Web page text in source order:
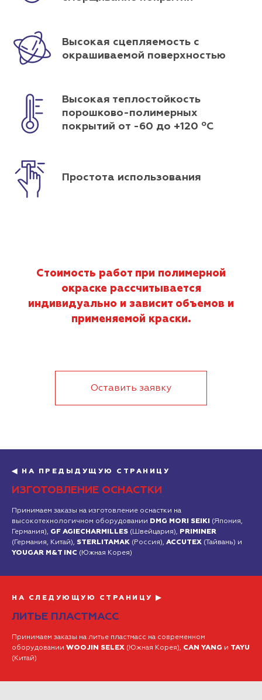
Высокая сцепляемость с
окрашиваемой поверхностью
Высокая теплостойкость
порошково-полимерных
покрытий от -60 до +120 ºC
Простота использования
Стоимость работ при полимерной
окраске рассчитывается
индивидуально и зависит объемов и
применяемой краски.
Оставить заявку
◀ НА ПРЕДЫДУЩУЮ СТРАНИЦУ
ИЗГОТОВЛЕНИЕ ОСНАСТКИ
Принимаем заказы на изготовление оснастки на
высокотехнологичном оборудовании DMG MORI SEIKI
(Япония,
Германия), GF AGIECHARMILLES (Швейцария), PRIMINER
(Германия, Китай), STERLITAMAK (Россия), ACCUTEX (Тайвань) и
YOUGAR M&T INC (Южная Корея)
НА СЛЕДУЮЩУЮ СТРАНИЦУ ▶
ЛИТЬЕ ПЛАСТМАСС
Принимаем заказы на литье пластмасс на современном
оборудовании WOOJIN SELEX (Южная Корея), CAN YANG и TAYU
(Китай)